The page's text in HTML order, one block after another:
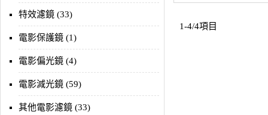
特效濾鏡 (33)
電影保護鏡 (1)
電影偏光鏡 (4)
電影減光鏡 (59)
其他電影濾鏡 (33)
1-4/4項目